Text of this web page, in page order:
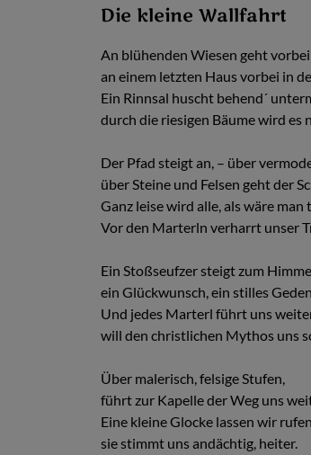
Die kleine Wallfahrt
An blühenden Wiesen geht
an einem letzten Haus vorbei in
Ein Rinnsal huscht behend´
durch die riesigen Bäume wird es
Der Pfad steigt an, – über
über Steine und Felsen geht der
Ganz leise wird alle, als wäre man
Vor den Marterln verharrt unser
Ein Stoßseufzer steigt zum
ein Glückwunsch, ein stilles
Und jedes Marterl führt uns
will den christlichen Mythos uns
Über malerisch, felsige Stufen,
führt zur Kapelle der Weg uns
Eine kleine Glocke lassen wir
sie stimmt uns andächtig, heiter.